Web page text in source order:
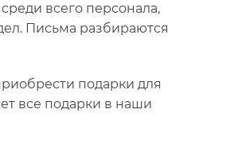
всего персонала,
Письма разбираются
подарки для
все подарки в наши